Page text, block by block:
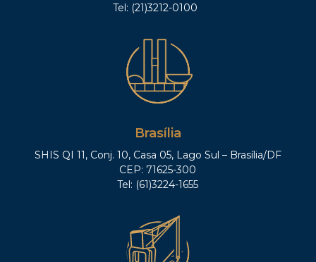
Tel: (21)3212-0100
Brasília
SHIS QI 11, Conj. 10, Casa 05, Lago Sul – Brasília/DF
CEP: 71625-300
Tel: (61)3224-1655